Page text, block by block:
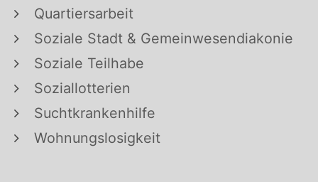
Quartiersarbeit
Soziale Stadt & Gemeinwesendiakonie
Soziale Teilhabe
Soziallotterien
Suchtkrankenhilfe
Wohnungslosigkeit